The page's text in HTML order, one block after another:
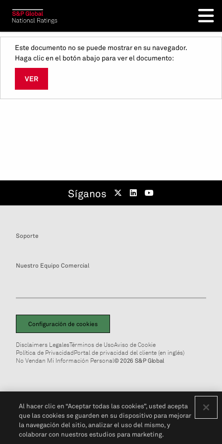
Este documento no se puede mostrar en su navegador.
Haga clic en el botón abajo para ver el documento:
VER
Síganos
Soporte
Nuestro Equipo Comercial
Configuración de cookies
Disclaimers LegalesTérminos de UsoAviso de Cookie
Política de PrivacidadPortal de privacidad del cliente (en inglés)
No Vendan Mi Información Personal© 2026 S&P Global
Al hacer clic en “Aceptar todas las cookies”, usted acepta
que las cookies se guarden en su dispositivo para mejorar
la navegación del sitio, analizar el uso del mismo, y
colaborar con nuestros estudios para marketing.